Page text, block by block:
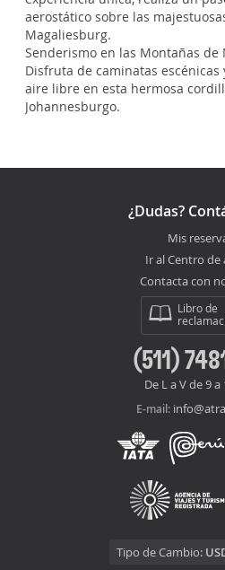
aerostático sobre las
Magaliesburg.
Senderismo en las Montañas de
Disfruta de caminatas escénicas
aire libre en esta hermosa
Johannesburgo.
¿Dudas?
Mis
Ir al Centro de
Contacta con
Libro de
(511)
De L a V de 9 a
E-mail:
Tipo de Cambio: